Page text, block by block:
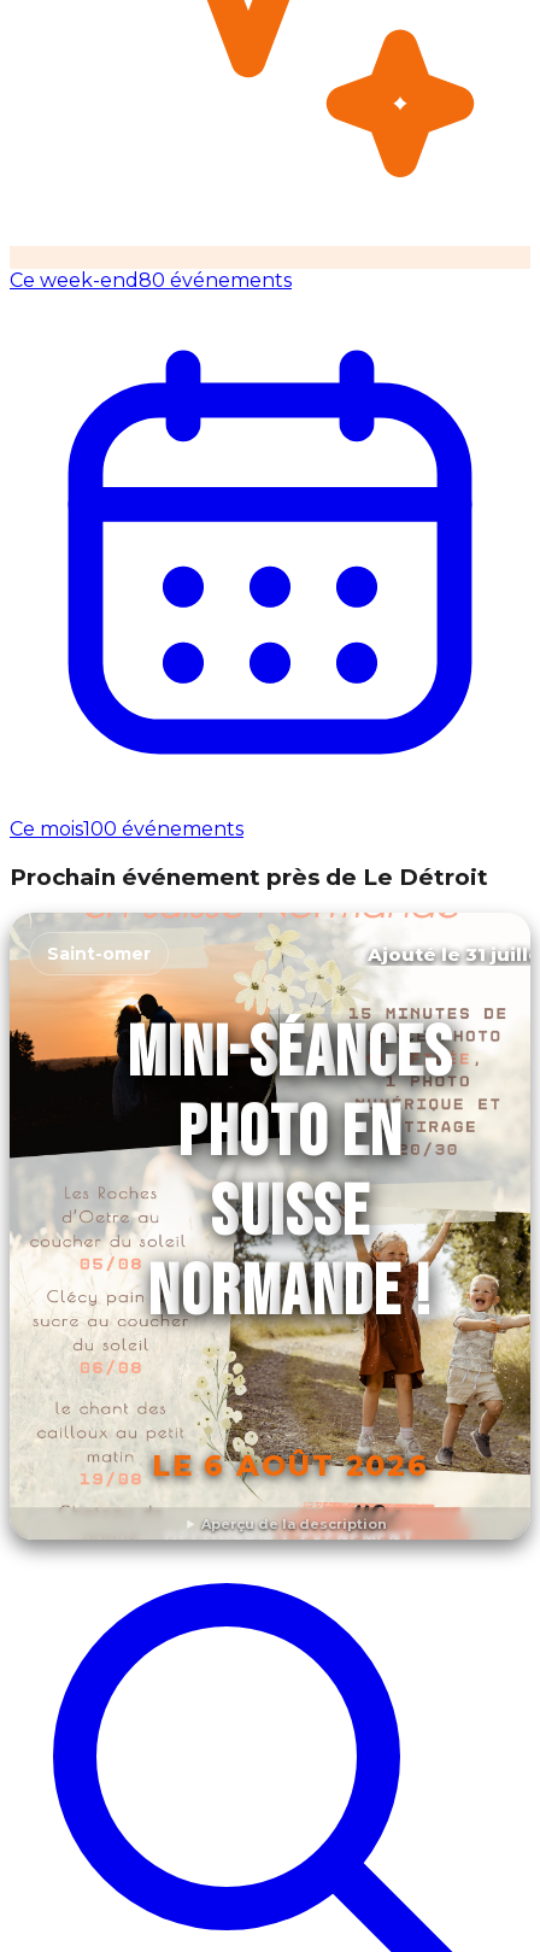
Ce week-end80 événements
Ce mois100 événements
Prochain événement près de Le Détroit
Aperçu de la description
Saint-omer Ajouté le 31
MINI-SÉANCES
PHOTO EN
SUISSE
NORMANDE !
LE 6 AOÛT 2026
DÉCOUVRIR L'ÉVÉNEMENT